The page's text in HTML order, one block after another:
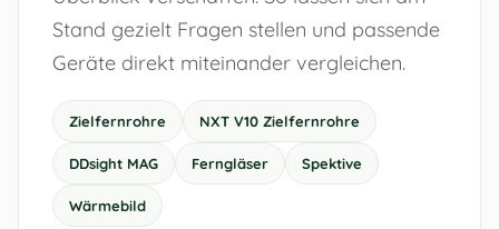
Stand gezielt Fragen stellen und passende
Geräte direkt miteinander vergleichen.
Zielfernrohre NXT V10 Zielfernrohre
DDsight MAG Ferngläser Spektive
Wärmebild